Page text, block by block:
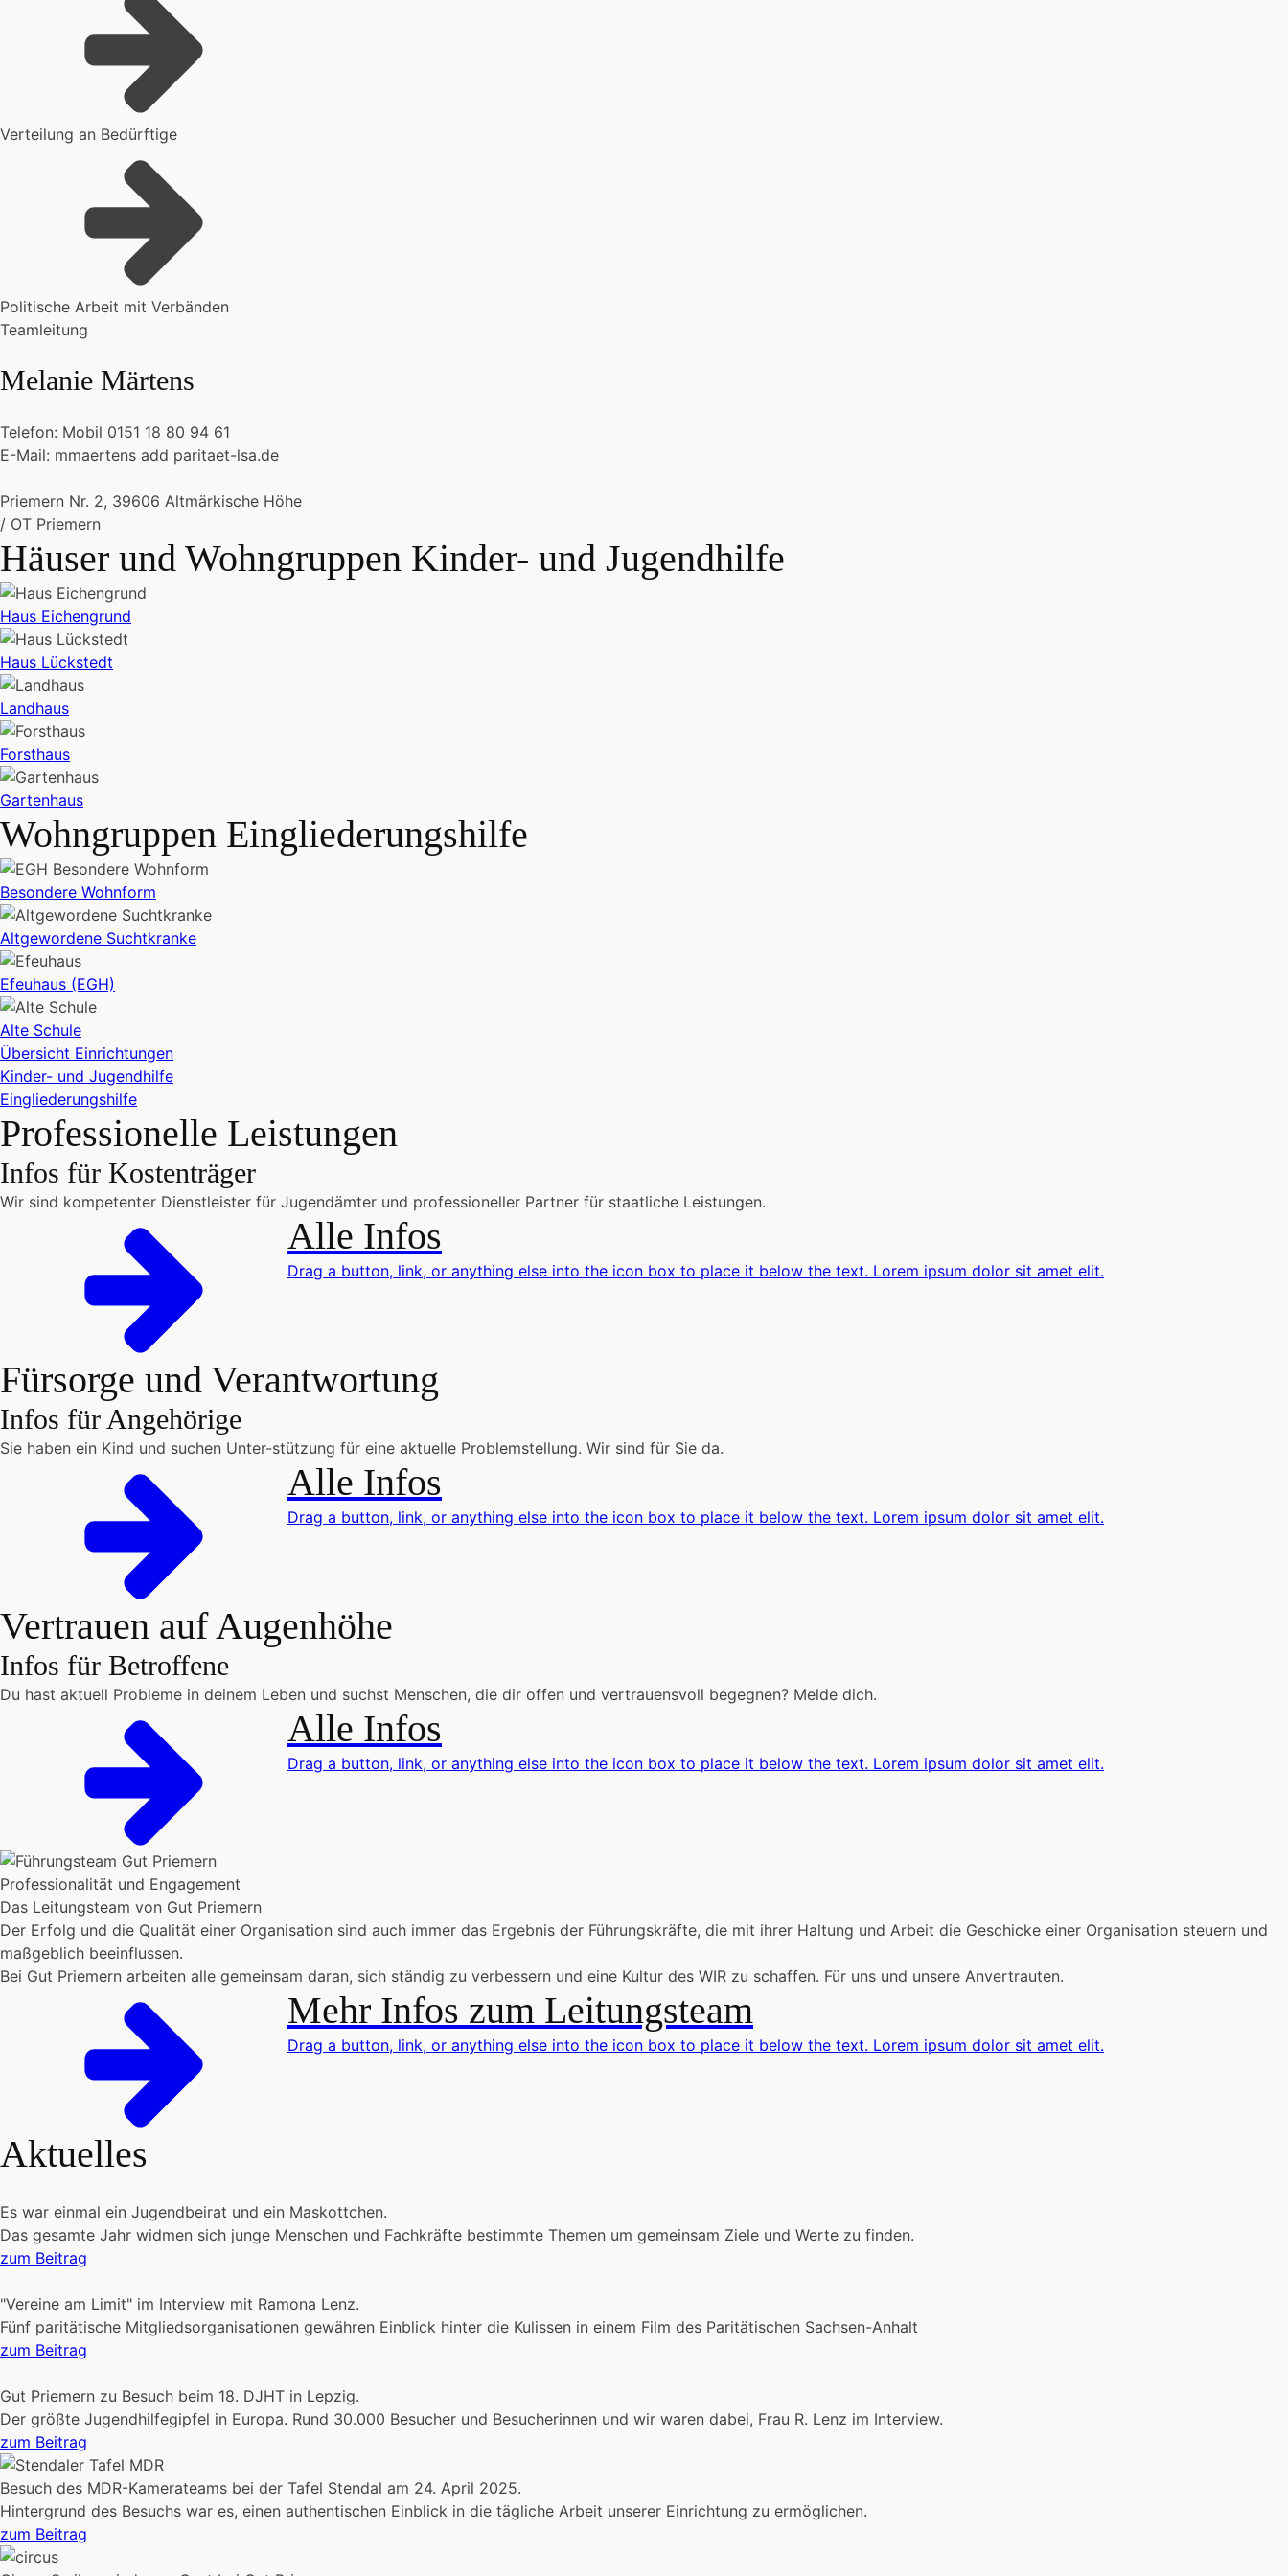
Verteilung an Bedürftige
Politische Arbeit mit Verbänden
Teamleitung
Melanie Märtens
Telefon: Mobil 0151 18 80 94 61
E-Mail: mmaertens add paritaet-lsa.de
Priemern Nr. 2, 39606 Altmärkische Höhe
/ OT Priemern
Häuser und Wohngruppen Kinder- und Jugendhilfe
Haus Eichengrund
Haus Lückstedt
Landhaus
Forsthaus
Gartenhaus
Wohngruppen Eingliederungshilfe
Besondere Wohnform
Altgewordene Suchtkranke
Efeuhaus (EGH)
Alte Schule
Übersicht Einrichtungen
Kinder- und Jugendhilfe
Eingliederungshilfe
Professionelle Leistungen
Infos für Kostenträger
Wir sind kompetenter Dienstleister für Jugendämter und professioneller Partner für staatliche Leistungen.
Alle Infos
Drag a button, link, or anything else into the icon box to place it below the text. Lorem ipsum dolor sit amet elit.
Fürsorge und Verantwortung
Infos für Angehörige
Sie haben ein Kind und suchen Unter-stützung für eine aktuelle Problemstellung. Wir sind für Sie da.
Alle Infos
Drag a button, link, or anything else into the icon box to place it below the text. Lorem ipsum dolor sit amet elit.
Vertrauen auf Augenhöhe
Infos für Betroffene
Du hast aktuell Probleme in deinem Leben und suchst Menschen, die dir offen und vertrauensvoll begegnen? Melde dich.
Alle Infos
Drag a button, link, or anything else into the icon box to place it below the text. Lorem ipsum dolor sit amet elit.
Professionalität und Engagement
Das Leitungsteam von Gut Priemern
Der Erfolg und die Qualität einer Organisation sind auch immer das Ergebnis der Führungskräfte, die mit ihrer Haltung und Arbeit die Geschicke einer Organisation steuern und
maßgeblich beeinflussen.
Bei Gut Priemern arbeiten alle gemeinsam daran, sich ständig zu verbessern und eine Kultur des WIR zu schaffen. Für uns und unsere Anvertrauten.
Mehr Infos zum Leitungsteam
Drag a button, link, or anything else into the icon box to place it below the text. Lorem ipsum dolor sit amet elit.
Aktuelles
Es war einmal ein Jugendbeirat und ein Maskottchen.
Das gesamte Jahr widmen sich junge Menschen und Fachkräfte bestimmte Themen um gemeinsam Ziele und Werte zu finden.
zum Beitrag
"Vereine am Limit" im Interview mit Ramona Lenz.
Fünf paritätische Mitgliedsorganisationen gewähren Einblick hinter die Kulissen in einem Film des Paritätischen Sachsen-Anhalt
zum Beitrag
Gut Priemern zu Besuch beim 18. DJHT in Lepzig.
Der größte Jugendhilfegipfel in Europa. Rund 30.000 Besucher und Besucherinnen und wir waren dabei, Frau R. Lenz im Interview.
zum Beitrag
Besuch des MDR-Kamerateams bei der Tafel Stendal am 24. April 2025.
Hintergrund des Besuchs war es, einen authentischen Einblick in die tägliche Arbeit unserer Einrichtung zu ermöglichen.
zum Beitrag